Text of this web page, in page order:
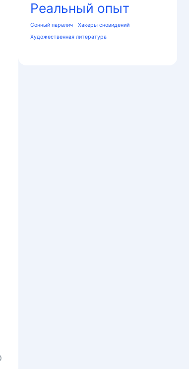
Реальный опыт
Сонный паралич
Хакеры сновидений
Художественная литература